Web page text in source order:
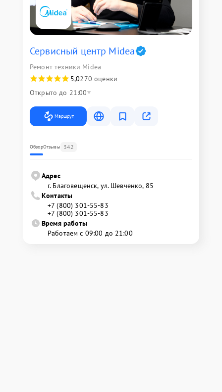
Сервисный центр Midea
Ремонт техники Midea
5,0270 оценки
Открыто до 21:00
Маршрут
ОбзорОтзывы 342
Адрес
г. Благовещенск, ул. Шевченко, 85
Контакты
+7 (800) 301-55-83
+7 (800) 301-55-83
Время работы
Работаем с 09:00 до 21:00